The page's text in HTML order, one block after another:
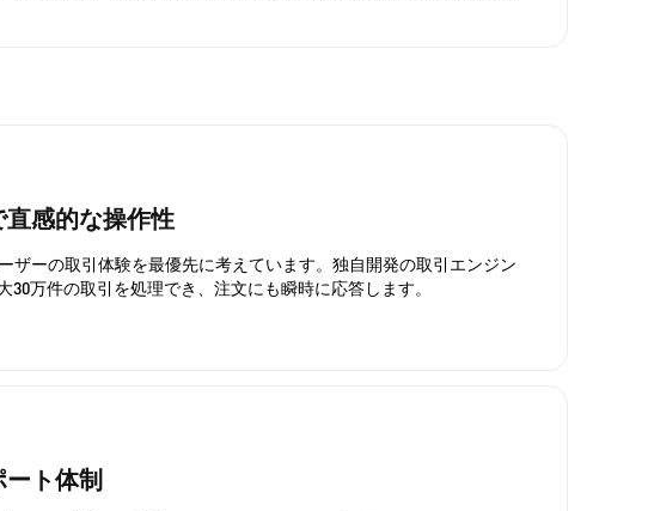
直感的な操作性
ザーの取引体験を最優先に考えています。独自開発の取引エンジン
30万件の取引を処理でき、注文にも瞬時に応答します。
ート体制